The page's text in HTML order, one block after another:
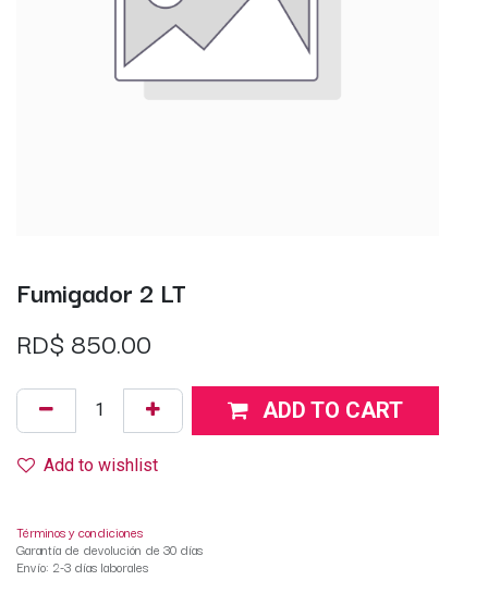
Fumigador 2 LT
RD$ 850.00
ADD TO CART
Add to wishlist
Términos y condiciones
Garantía de devolución de 30 días
Envío: 2-3 días laborales